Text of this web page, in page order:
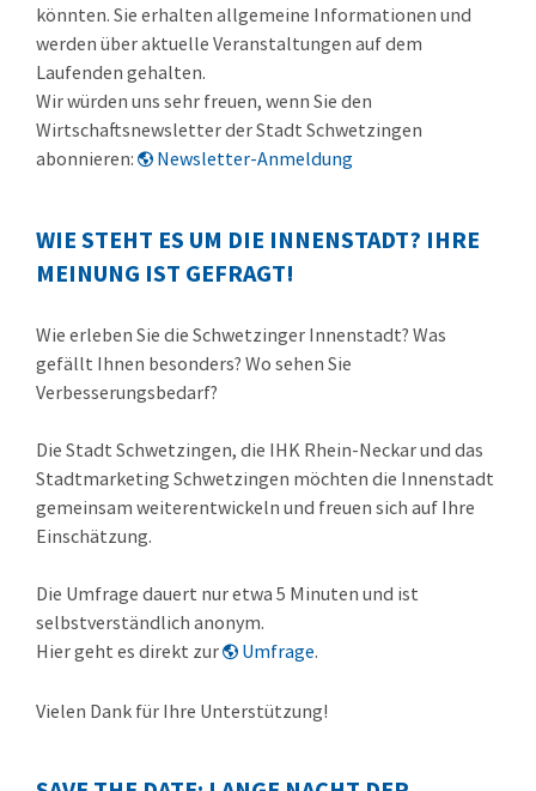
könnten. Sie erhalten allgemeine Informationen und
werden über aktuelle Veranstaltungen auf dem
Laufenden gehalten.
Wir würden uns sehr freuen, wenn Sie den
Wirtschaftsnewsletter der Stadt Schwetzingen
abonnieren:
Newsletter-Anmeldung
WIE STEHT ES UM DIE INNENSTADT? IHRE
MEINUNG IST GEFRAGT!
Wie erleben Sie die Schwetzinger Innenstadt? Was
gefällt Ihnen besonders? Wo sehen Sie
Verbesserungsbedarf?
Die Stadt Schwetzingen, die IHK Rhein-Neckar und das
Stadtmarketing Schwetzingen möchten die Innenstadt
gemeinsam weiterentwickeln und freuen sich auf Ihre
Einschätzung.
Die Umfrage dauert nur etwa 5 Minuten und ist
selbstverständlich anonym.
Hier geht es direkt zur
Umfrage.
Vielen Dank für Ihre Unterstützung!